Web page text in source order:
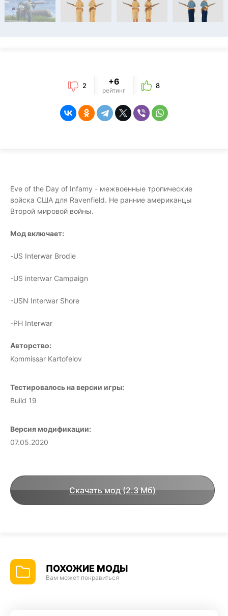
2 +6
рейтинг
8
Eve of the Day of Infamy - межвоенные тропические
войска США для Ravenfield. Не ранние американцы
Второй мировой войны.
Мод включает:
-US Interwar Brodie
-US interwar Campaign
-USN Interwar Shore
-PH Interwar
Авторство:
Kommissar Kartofelov
Тестировалось на версии игры:
Build 19
Версия модификации:
07.05.2020
Скачать мод (2.3 Мб)
ПОХОЖИЕ МОДЫ
Вам может понравиться